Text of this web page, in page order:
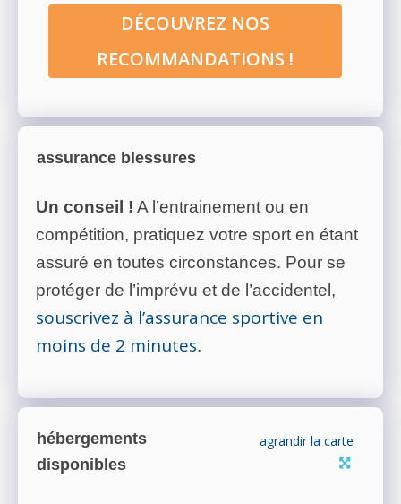
DÉCOUVREZ NOS
RECOMMANDATIONS !
assurance blessures
Un conseil ! A l’entrainement ou en
compétition, pratiquez votre sport en étant
assuré en toutes circonstances. Pour se
protéger de l’imprévu et de l’accidentel,
souscrivez à l’assurance sportive en
moins de 2 minutes.
hébergements
disponibles
agrandir la carte